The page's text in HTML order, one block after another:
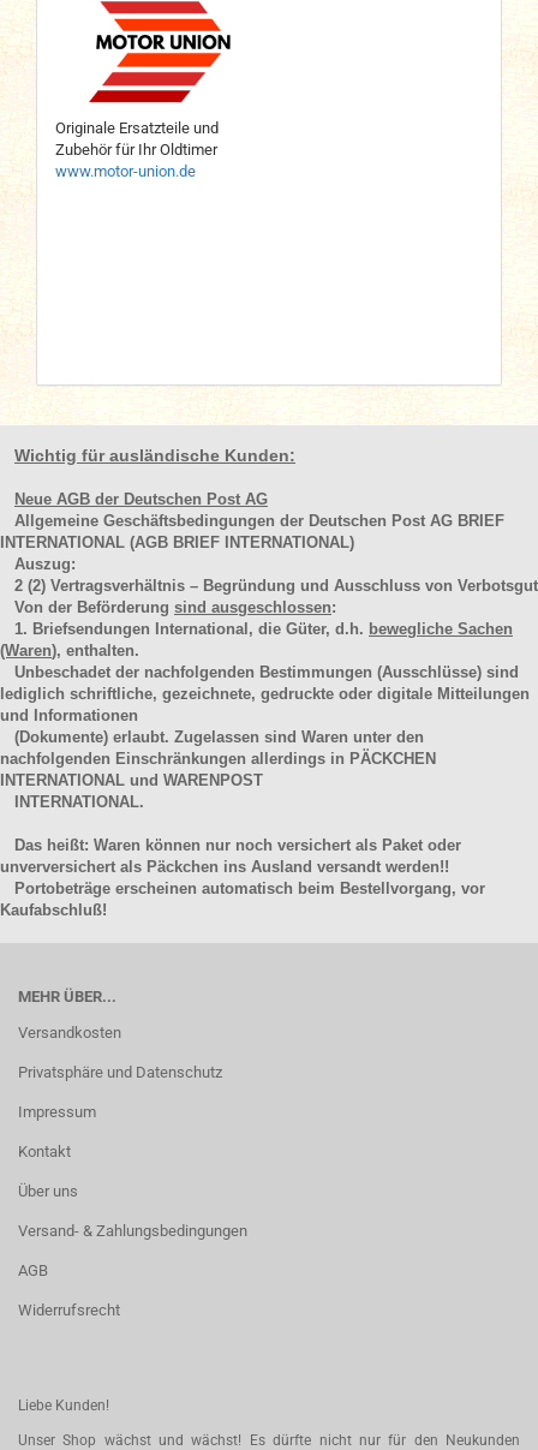
Originale Ersatzteile und
Zubehör für Ihr Oldtimer
www.motor-union.de
Wichtig für ausländische Kunden:
Neue AGB der Deutschen Post AG
Allgemeine Geschäftsbedingungen der Deutschen Post AG BRIEF
INTERNATIONAL (AGB BRIEF INTERNATIONAL)
Auszug:
2 (2) Vertragsverhältnis – Begründung und Ausschluss von Verbotsgut
Von der Beförderung sind ausgeschlossen:
1. Briefsendungen International, die Güter, d.h. bewegliche Sachen
(Waren), enthalten.
Unbeschadet der nachfolgenden Bestimmungen (Ausschlüsse) sind
lediglich schriftliche, gezeichnete, gedruckte oder digitale Mitteilungen
und Informationen
(Dokumente) erlaubt. Zugelassen sind Waren unter den
nachfolgenden Einschränkungen allerdings in PÄCKCHEN
INTERNATIONAL und WARENPOST
INTERNATIONAL.
Das heißt: Waren können nur noch versichert als Paket oder
unverversichert als Päckchen ins Ausland versandt werden!!
Portobeträge erscheinen automatisch beim Bestellvorgang, vor
Kaufabschluß!
MEHR ÜBER...
Versandkosten
Privatsphäre und Datenschutz
Impressum
Kontakt
Über uns
Versand- & Zahlungsbedingungen
AGB
Widerrufsrecht
Liebe Kunden!
Unser Shop wächst und wächst! Es dürfte nicht nur für den Neukunden